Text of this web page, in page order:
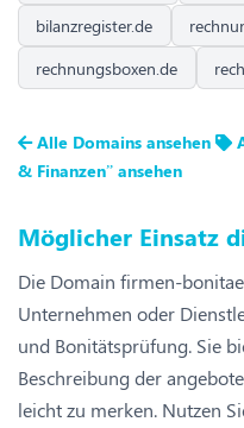
bilanzregister.de
rechnungsboxen.de
Alle Domains ansehen
& Finanzen” ansehen
Möglicher Einsatz
Die Domain firmen-
Unternehmen oder
und Bonitätsprüfung. Sie
Beschreibung der
leicht zu merken. Nutzen